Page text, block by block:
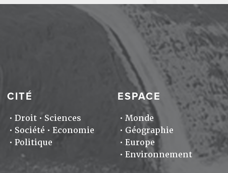
CITÉ
Droit
Sciences
Société
Economie
Politique
ESPACE
Monde
Géographie
Europe
Environnement